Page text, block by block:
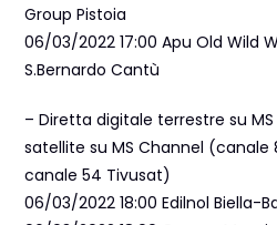
Group Pistoia
06/03/2022 17:00 Apu Old Wild
S.Bernardo Cantù
– Diretta digitale terrestre su
satellite su MS Channel (canale
canale 54 Tivusat)
06/03/2022 18:00 Edilnol Biella-